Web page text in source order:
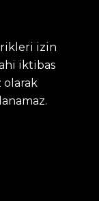
izin
iktibas
olarak